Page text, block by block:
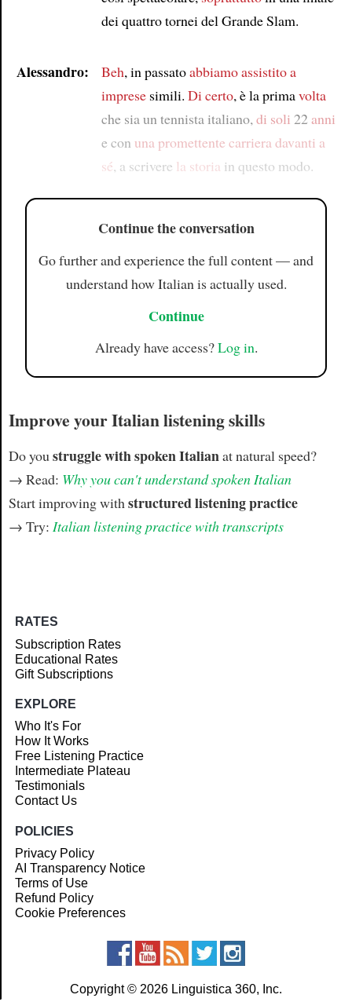
dei quattro tornei del Grande Slam.
Alessandro: Beh, in passatoabbiamo assistitoa
impresesimili. Di certo, è la primavolta
che sia un tennista italiano, di soli 22 anni
e con una promettente carriera davanti a
sé, a scrivere la storia in questo modo.
Continue the conversation
Go further and experience the full content — and
understand how Italian is actually used.
Continue
Already have access?Log in.
Improve your Italian listening skills
Do youstruggle with spoken Italianat natural speed?
→ Read: Why you can't understand spoken Italian
Start improving withstructured listening practice
→ Try: Italian listening practice with transcripts
RATES
Subscription Rates
Educational Rates
Gift Subscriptions
EXPLORE
Who It's For
How It Works
Free Listening Practice
Intermediate Plateau
Testimonials
Contact Us
POLICIES
Privacy Policy
AI Transparency Notice
Terms of Use
Refund Policy
Cookie Preferences
Copyright © 2026 Linguistica 360, Inc.